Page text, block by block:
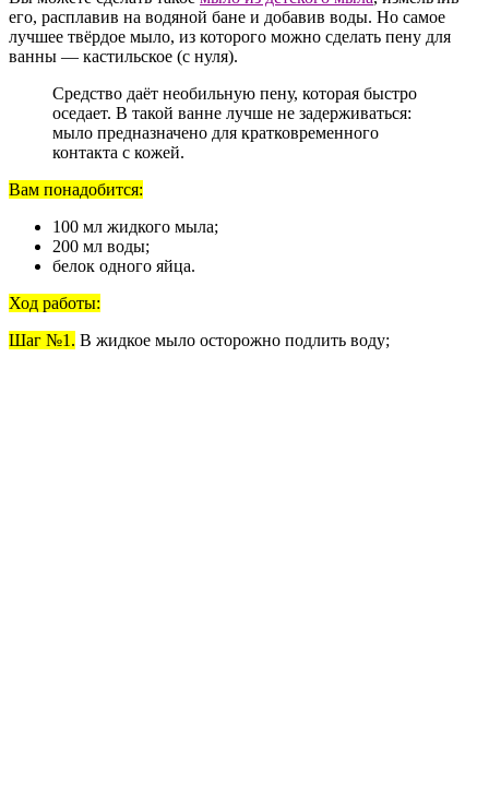
его, расплавив на водяной бане и добавив воды. Но самое
лучшее твёрдое мыло, из которого можно сделать пену для
ванны — кастильское (с нуля).
Средство даёт необильную пену, которая быстро
оседает. В такой ванне лучше не задерживаться:
мыло предназначено для кратковременного
контакта с кожей.
Вам понадобится:
100 мл жидкого мыла;
200 мл воды;
белок одного яйца.
Ход работы:
Шаг №1. В жидкое мыло осторожно подлить воду;